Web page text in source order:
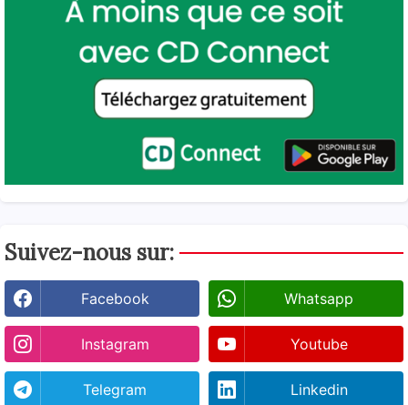
Suivez-nous sur:
Facebook Whatsapp
Instagram Youtube
Telegram Linkedin